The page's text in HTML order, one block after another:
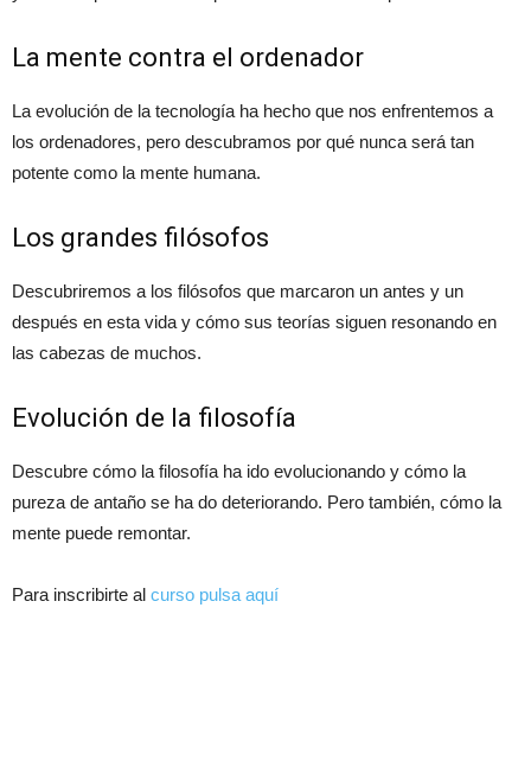
La mente contra el ordenador
La evolución de la tecnología ha hecho que nos enfrentemos a
los ordenadores, pero descubramos por qué nunca será tan
potente como la mente humana.
Los grandes filósofos
Descubriremos a los filósofos que marcaron un antes y un
después en esta vida y cómo sus teorías siguen resonando en
las cabezas de muchos.
Evolución de la filosofía
Descubre cómo la filosofía ha ido evolucionando y cómo la
pureza de antaño se ha do deteriorando. Pero también, cómo la
mente puede remontar.
Para inscribirte al curso pulsa aquí